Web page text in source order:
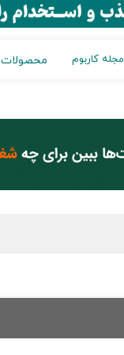
مجله کاربوم محصولات